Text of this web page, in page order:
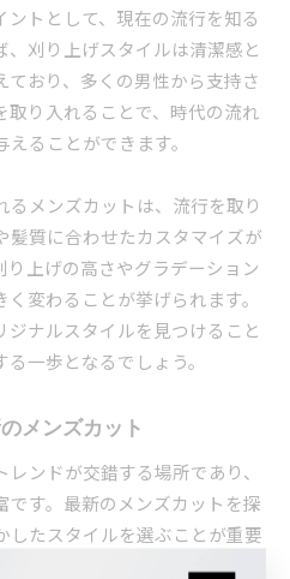
トとして、現在の流行を知る
、刈り上げスタイルは清潔感と
ており、多くの男性から支持さ
取り入れることで、時代の流れ
ることができます。
メンズカットは、流行を取り
髪質に合わせたカスタマイズが
上げの高さやグラデーション
変わることが挙げられます。
ジナルスタイルを見つけること
一歩となるでしょう。
メンズカット
ンドが交錯する場所であり、
です。最新のメンズカットを探
したスタイルを選ぶことが重要
容室では、最新のトレンドを取